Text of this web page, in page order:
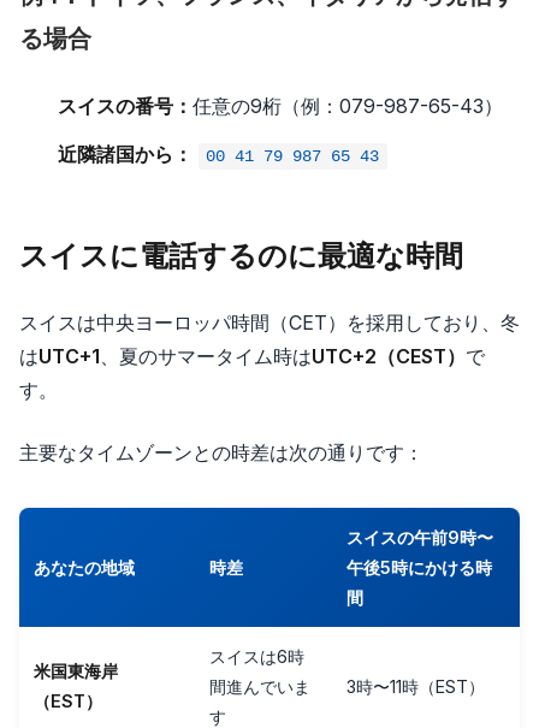
る場合
スイスの番号： 任意の9桁（例：079-987-65-43）
近隣諸国から：
00 41 79 987 65 43
スイスに電話するのに最適な時間
スイスは中央ヨーロッパ時間（CET）を採用しており、冬
はUTC+1 、夏のサマータイム時はUTC+2（CEST） で
す。
主要なタイムゾーンとの時差は次の通りです：
あなたの地域 時差
スイスの午前9時〜
午後5時にかける時
間
米国東海岸
（EST）
スイスは6時
間進んでいま
す
3時〜11時（EST）